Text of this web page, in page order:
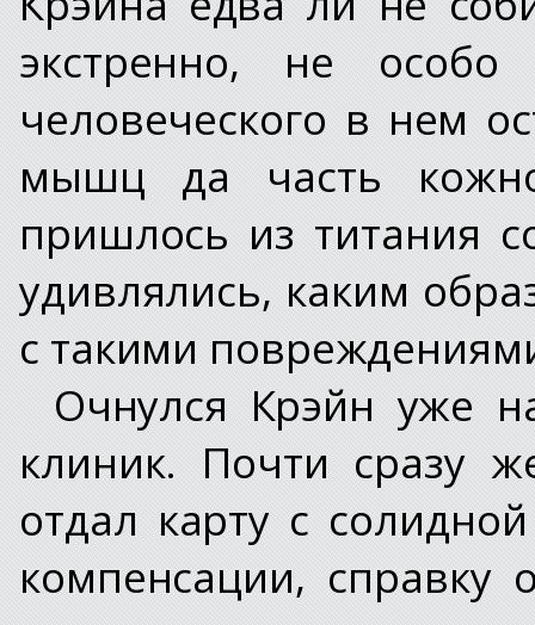
экстренно, не
человеческого в нем
мышц да часть
пришлось из титания
удивлялись, каким
с такими
Очнулся Крэйн уже
клиник. Почти сразу
отдал карту с
компенсации, справку